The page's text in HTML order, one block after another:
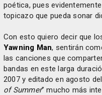
poética, pues
topicazo que pueda sonar
Con esto quiero decir que
Yawning Man, sentirán
las canciones que
bandas en este larga
2007 y editado en agosto
of Summer” mucho más